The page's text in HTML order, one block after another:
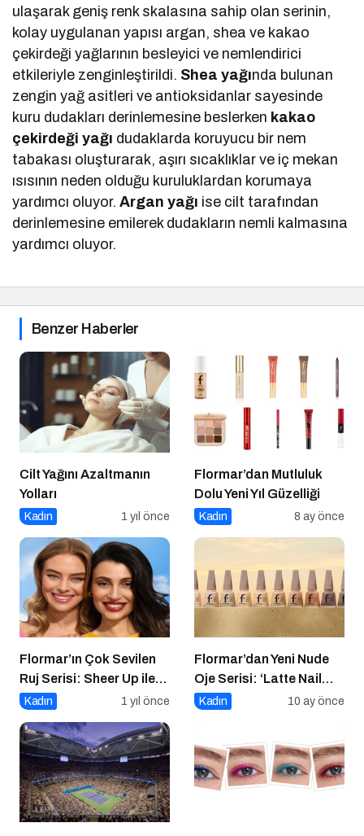
ulaşarak geniş renk skalasına sahip olan serinin,
kolay uygulanan yapısı argan, shea ve kakao
çekirdeği yağlarının besleyici ve nemlendirici
etkileriyle zenginleştirildi. Shea yağında bulunan
zengin yağ asitleri ve antioksidanlar sayesinde
kuru dudakları derinlemesine beslerken kakao
çekirdeğiyağı dudaklarda koruyucu bir nem
tabakası oluşturarak, aşırı sıcaklıklar ve iç mekan
ısısının neden olduğu kuruluklardan korumaya
yardımcı oluyor.Argan yağı ise cilt tarafından
derinlemesine emilerek dudakların nemli kalmasına
yardımcı oluyor.
Benzer Haberler
Cilt Yağını Azaltmanın
Yolları
Kadın 1 yıl önce
Flormar’dan Mutluluk
Dolu Yeni Yıl Güzelliği
Kadın 8 ay önce
Flormar’ın Çok Sevilen
Ruj Serisi: Sheer Up ile
Gülümse
Kadın 1 yıl önce
Flormar’dan Yeni Nude
Oje Serisi: ‘Latte Nail
Enamel’ ile Zamansız
Kadın 10 ay önce